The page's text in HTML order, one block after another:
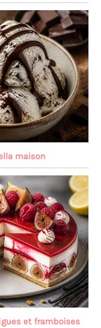
maison
et framboises